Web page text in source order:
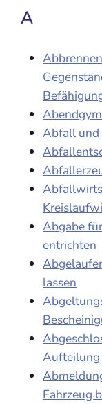
A
Abfall und
Abgabe
entrichten
lassen
Aufteilung
Fahrzeug